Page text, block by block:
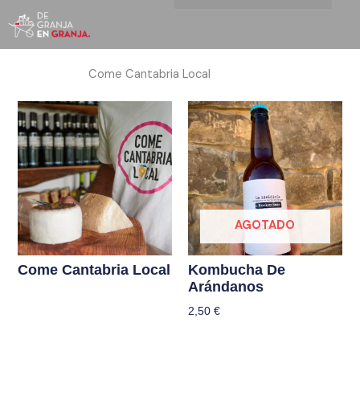
contenido
Come Cantabria Local
Come Cantabria Local
AGOTADO
Kombucha De
Arándanos
2,50 €